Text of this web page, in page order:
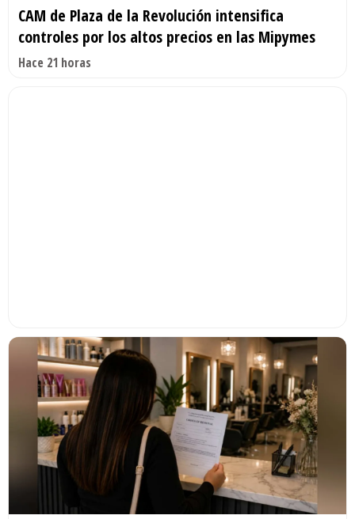
CAM de Plaza de la Revolución intensifica
controles por los altos precios en las Mipymes
Hace 21 horas